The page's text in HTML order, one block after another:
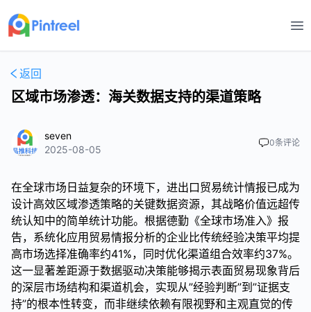
打
返回
区域市场渗透：海关数据支持的渠道策略
seven
2025-08-05
0条评论
在全球市场日益复杂的环境下，进出口贸易统计情报已成为
设计高效区域渗透策略的关键数据资源，其战略价值远超传
统认知中的简单统计功能。根据德勤《全球市场准入》报
告，系统化应用贸易情报分析的企业比传统经验决策平均提
高市场选择准确率约41%，同时优化渠道组合效率约37%。
这一显著差距源于数据驱动决策能够揭示表面贸易现象背后
的深层市场结构和渠道机会，实现从”经验判断”到”证据支
持”的根本性转变，而非继续依赖有限视野和主观直觉的传